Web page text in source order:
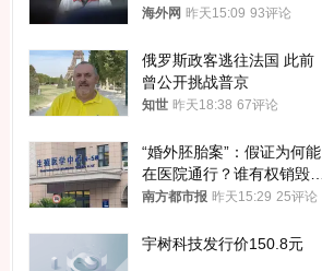
海外网 昨天15:09 93评论
俄罗斯政客逃往法国 此前
曾公开挑战普京
知世 昨天18:38 67评论
“婚外胚胎案”：假证为何能
在医院通行？谁有权销毁胚
胎？
南方都市报 昨天15:29 25评论
宇树科技发行价150.8元